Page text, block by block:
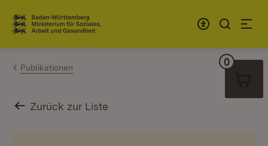
Zum Inhalt springen
Link zur Startseite
Publikationen
Zurück zur Liste
0